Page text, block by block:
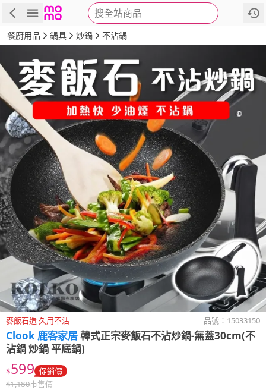
搜全站商品
商品 評價 詳情
餐廚用品 鍋具 炒鍋 不沾鍋
麥飯石造 久用不沾 品號： 15033150
Clook 鹿客家居韓式正宗麥飯石不沾炒鍋-無蓋30cm(不
沾鍋 炒鍋 平底鍋)
$599 促銷價
$1,180市售價